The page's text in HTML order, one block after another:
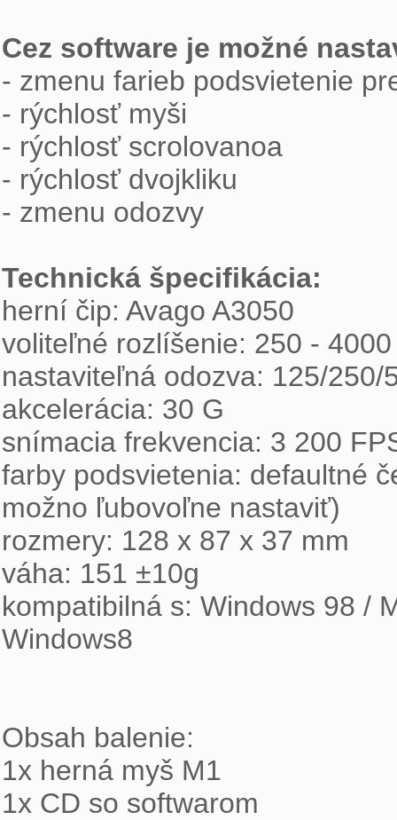
Cez software je možné
- zmenu farieb podsvietenie
- rýchlosť myši
- rýchlosť scrolovanoa
- rýchlosť dvojkliku
- zmenu odozvy
Technická špecifikácia:
herní čip: Avago A3050
voliteľné rozlíšenie: 250 -
nastaviteľná odozva: 125/250/
akcelerácia: 30 G
snímacia frekvencia: 3 200
farby podsvietenia: defaultné
možno ľubovoľne nastaviť)
rozmery: 128 x 87 x 37 mm
váha: 151 ±10g
kompatibilná s: Windows 98 /
Windows8
Obsah balenie:
1x herná myš M1
1x CD so softwarom